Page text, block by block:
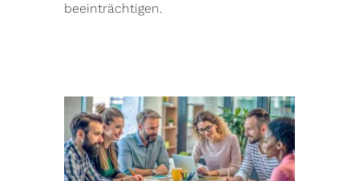
beeinträchtigen.